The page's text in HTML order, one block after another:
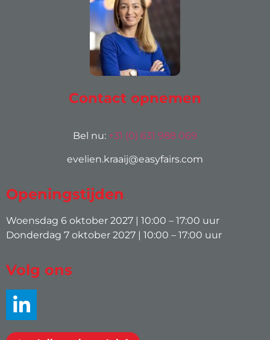
Contact opnemen
Bel nu: +31 (0) 631 988 069
evelien.kraaij@easyfairs.com
Openingstijden
Woensdag 6 oktober 2027 | 10:00 – 17:00 uur
Donderdag 7 oktober 2027 | 10:00 – 17:00 uur
Volg ons